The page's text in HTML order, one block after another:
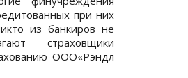
при них
из банкиров не
страховщики
ООО«Рэндл